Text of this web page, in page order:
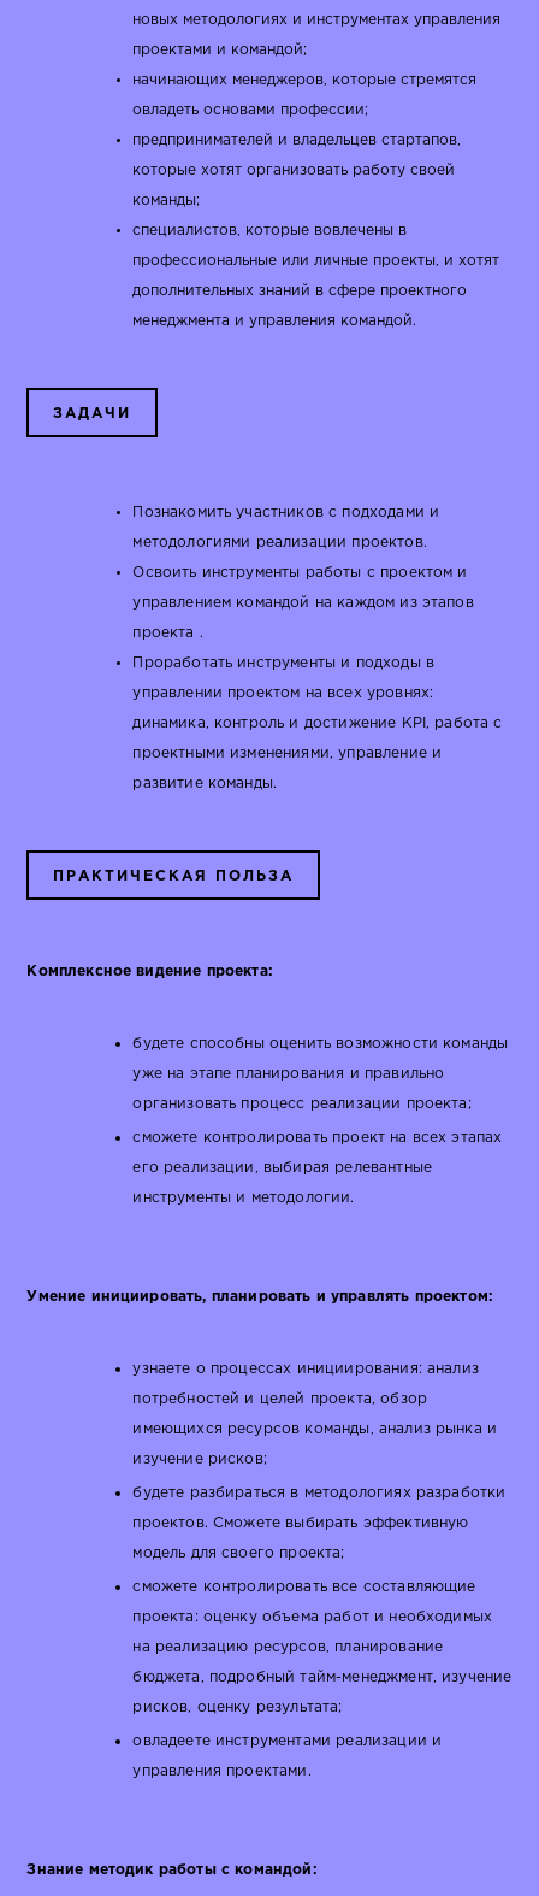
новых методологиях и инструментах управления
проектами и командой;
начинающих менеджеров, которые стремятся
овладеть основами профессии;
предпринимателей и владельцев стартапов,
которые хотят организовать работу своей
команды;
специалистов, которые вовлечены в
профессиональные или личные проекты, и хотят
дополнительных знаний в сфере проектного
менеджмента и управления командой.
ЗАДАЧИ
​Познакомить участников с подходами и
методологиями реализации проектов.
Освоить инструменты работы с проектом и
управлением командой на каждом из этапов
проекта .
Проработать инструменты и подходы в
управлении проектом на всех уровнях:
динамика, контроль и достижение KPI, работа с
проектными изменениями, управление и
развитие команды.
ПРАКТИЧЕСКАЯ ПОЛЬЗА
Комплексное видение проекта:
будете способны оценить возможности команды
уже на этапе планирования и правильно
организовать процесс реализации проекта;
сможете контролировать проект на всех этапах
его реализации, выбирая релевантные
инструменты и методологии.
Умение инициировать, планировать и управлять проектом:
узнаете о процессах инициирования: анализ
потребностей и целей проекта, обзор
имеющихся ресурсов команды, анализ рынка и
изучение рисков;
будете разбираться в методологиях разработки
проектов. Сможете выбирать эффективную
модель для своего проекта;
сможете контролировать все составляющие
проекта: оценку объема работ и необходимых
на реализацию ресурсов, планирование
бюджета, подробный тайм-менеджмент, изучение
рисков, оценку результата;
овладеете инструментами реализации и
управления проектами.
Знание методик работы с командой: